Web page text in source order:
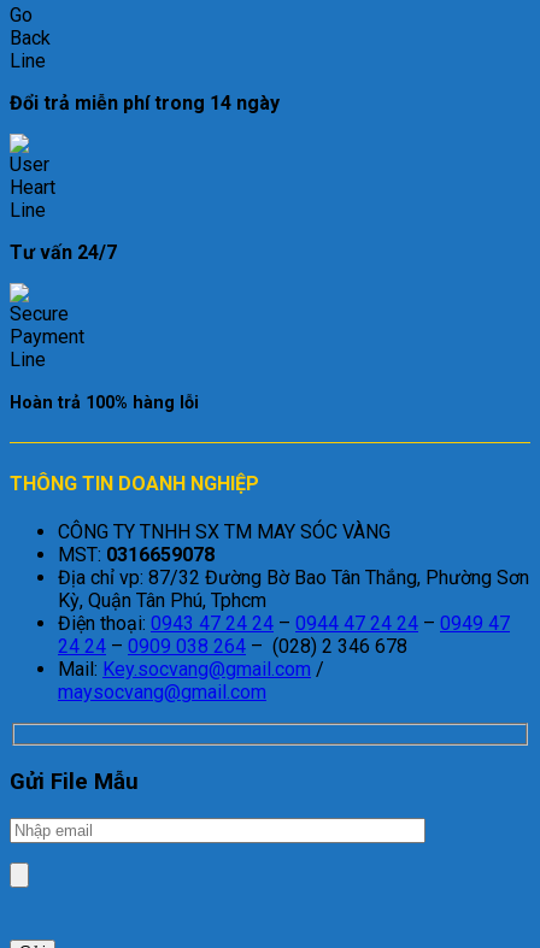
Đổi trả miễn phí trong 14 ngày
Tư vấn 24/7
Hoàn trả 100% hàng lỗi
THÔNG TIN DOANH NGHIỆP
CÔNG TY TNHH SX TM MAY SÓC VÀNG
MST: 0316659078
Địa chỉ vp: 87/32 Đường Bờ Bao Tân Thắng, Phường Sơn
Kỳ, Quận Tân Phú, Tphcm
Điện thoại: 0943 47 24 24 – 0944 47 24 24 – 0949 47
24 24 – 0909 038 264 – (028) 2 346 678
Mail: Key.socvang@gmail.com /
maysocvang@gmail.com
Gửi File Mẫu